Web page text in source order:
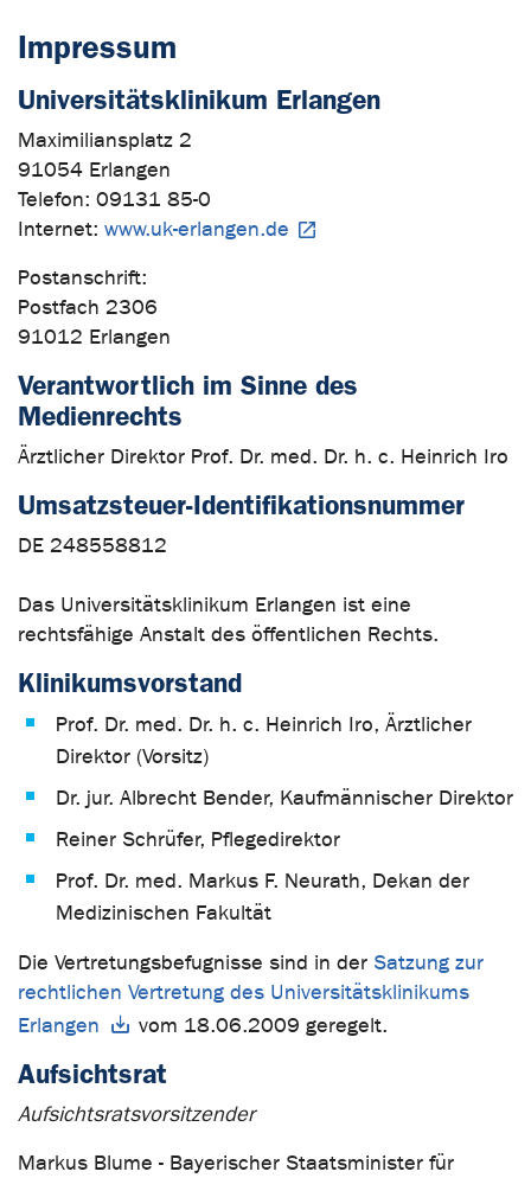
Impressum
Universitätsklinikum Erlangen
Maximiliansplatz 2
91054 Erlangen
Telefon: 09131 85-0
Internet: www.uk-erlangen.de
Postanschrift:
Postfach 2306
91012 Erlangen
Verantwortlich im Sinne des
Medienrechts
Ärztlicher Direktor Prof. Dr. med. Dr. h. c. Heinrich Iro
Umsatzsteuer-Identifikationsnummer
DE 248558812
Das Universitätsklinikum Erlangen ist eine
rechtsfähige Anstalt des öffentlichen Rechts.
Klinikumsvorstand
Prof. Dr. med. Dr. h. c. Heinrich Iro, Ärztlicher
Direktor (Vorsitz)
Dr. jur. Albrecht Bender, Kaufmännischer Direktor
Reiner Schrüfer, Pflegedirektor
Prof. Dr. med. Markus F. Neurath, Dekan der
Medizinischen Fakultät
Die Vertretungsbefugnisse sind in der Satzung zur
rechtlichen Vertretung des Universitätsklinikums
Erlangen
vom 18.06.2009 geregelt.
Aufsichtsrat
Aufsichtsratsvorsitzender
Markus Blume - Bayerischer Staatsminister für